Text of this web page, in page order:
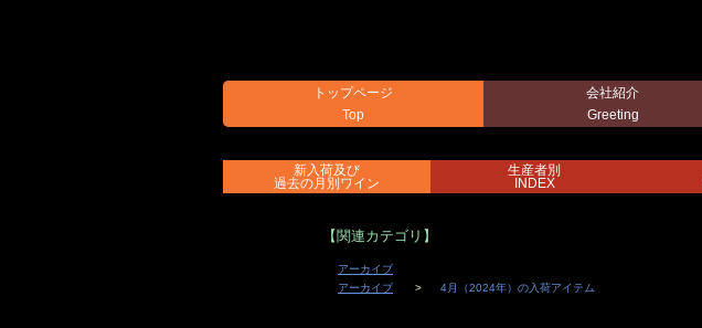
トップページ
Top
会社紹介
Greeting
新入荷及び
過去の月別ワイン
生産者別
INDEX
【関連カテゴリ】
アーカイブ
アーカイブ
4月（2024年）の入荷アイテム